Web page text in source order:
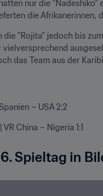
nur die
die Afrikanerinnen,
die "Rojita" jedoch bis
das Team aus der
– USA 2:2
China – Nigeria 1:1
Spieltag in